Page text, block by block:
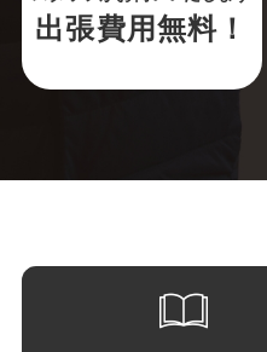
出張費用無料！